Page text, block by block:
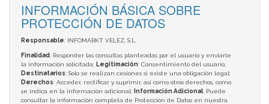
INFORMACIÓN BÁSICA SOBRE
PROTECCIÓN DE DATOS
Responsable: INFOMARKT VELEZ, S.L.
Finalidad: Responder las consultas planteadas por el usuario y enviarle
la información solicitada; Legitimación: Consentimiento del usuario;
Destinatarios: Solo se realizan cesiones si existe una obligación legal;
Derechos: Acceder, rectificar y suprimir, así como otros derechos, como
se indica en la información adicional;
Información Adicional: Puede
consultar la información completa de Protección de Datos en nuestra